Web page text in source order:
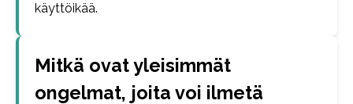
käyttöikää.
Mitkä ovat yleisimmät
ongelmat, joita voi ilmetä